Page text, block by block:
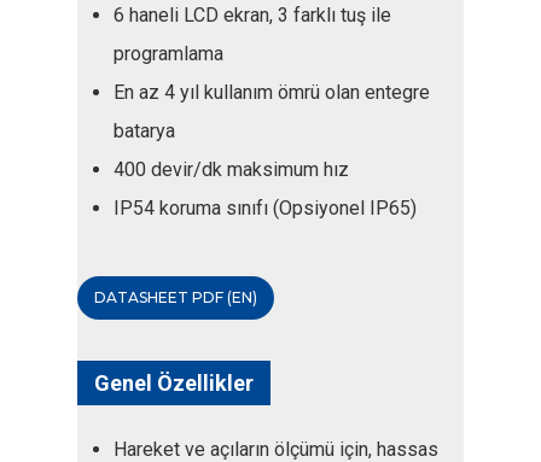
6 haneli LCD ekran, 3 farklı tuş ile
programlama
En az 4 yıl kullanım ömrü olan entegre
batarya
400 devir/dk maksimum hız
IP54 koruma sınıfı (Opsiyonel IP65)
DATASHEET PDF (EN)
Genel Özellikler
Hareket ve açıların ölçümü için, hassas